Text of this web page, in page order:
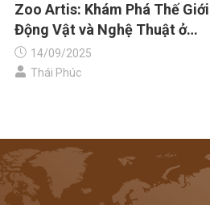
Zoo Artis: Khám Phá Thế Giới
Động Vật và Nghệ Thuật ở
Amsterdam
14/09/2025
Thái Phúc